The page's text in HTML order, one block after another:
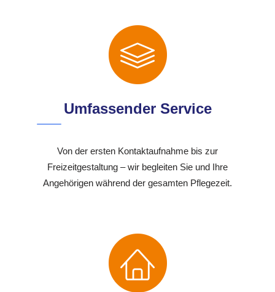
Umfassender Service
Von der ersten Kontaktaufnahme bis zur
Freizeitgestaltung – wir begleiten Sie und Ihre
Angehörigen während der gesamten Pflegezeit.